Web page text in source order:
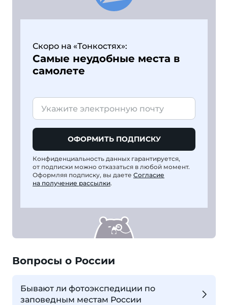
Скоро на «Тонкостях»:
Самые неудобные места в
самолете
ОФОРМИТЬ ПОДПИСКУ
Конфиденциальность данных гарантируется,
от подписки можно отказаться в любой момент.
Оформляя подписку, вы даете Согласие
на получение рассылки.
Вопросы о России
Бывают ли фотоэкспедиции по
заповедным местам России